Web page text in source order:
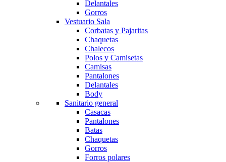
Delantales
Gorros
Vestuario Sala
Corbatas y Pajaritas
Chaquetas
Chalecos
Polos y Camisetas
Camisas
Pantalones
Delantales
Body
Sanitario general
Casacas
Pantalones
Batas
Chaquetas
Gorros
Forros polares